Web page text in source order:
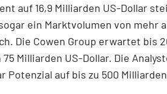
auf 16,9 Milliarden US-Dollar
ein Marktvolumen von mehr
Die Cowen Group erwartet bis
Milliarden US-Dollar. Die
auf bis zu 500